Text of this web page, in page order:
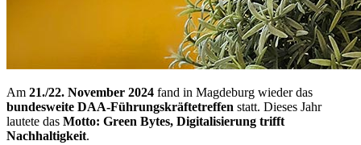
Am 21./22. November 2024 fand in Magdeburg wieder das
bundesweite DAA-Führungskräftetreffen statt. Dieses Jahr
lautete das Motto: Green Bytes, Digitalisierung trifft
Nachhaltigkeit.